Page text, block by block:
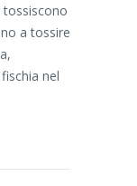
a tossire
nel